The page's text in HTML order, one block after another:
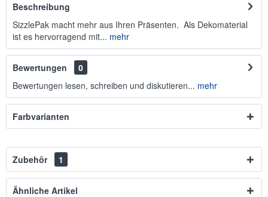
Beschreibung
SizzlePak macht mehr aus Ihren Präsenten. Als Dekomaterial
ist es hervorragend mit... mehr
Bewertungen
0
Bewertungen lesen, schreiben und diskutieren... mehr
Farbvarianten
Zubehör 1
Ähnliche Artikel